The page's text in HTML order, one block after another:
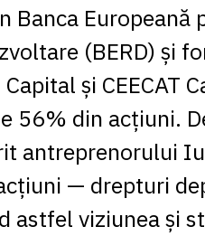
Banca Europeană
(BERD) și
și CEECAT
56% din acțiuni.
antreprenorului
— drepturi
astfel viziunea și